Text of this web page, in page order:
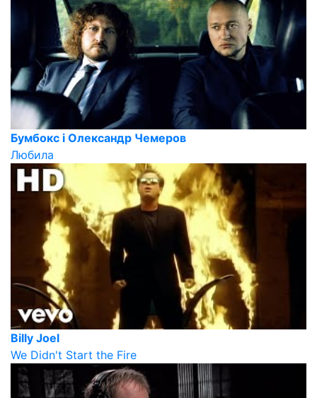
Бумбокс і Олександр Чемеров
Любила
Billy Joel
We Didn't Start the Fire